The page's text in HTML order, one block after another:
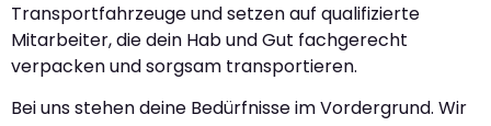
Transportfahrzeuge und setzen auf qualifizierte
Mitarbeiter, die dein Hab und Gut fachgerecht
verpacken und sorgsam transportieren.
Bei uns stehen deine Bedürfnisse im Vordergrund. Wir